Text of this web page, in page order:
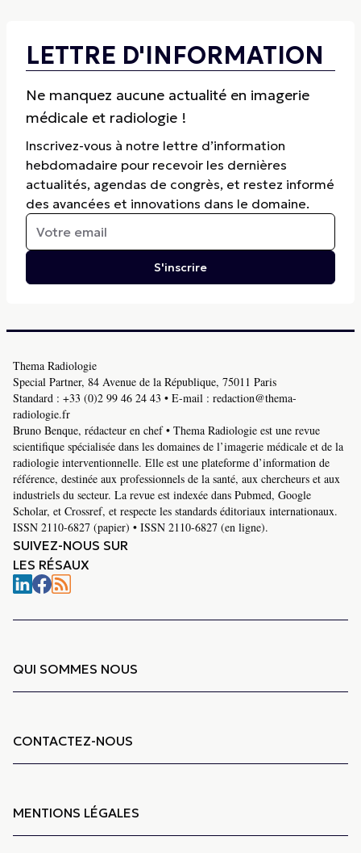
LETTRE D'INFORMATION
Ne manquez aucune actualité en imagerie
médicale et radiologie !
Inscrivez-vous à notre lettre d’information
hebdomadaire pour recevoir les dernières
actualités, agendas de congrès, et restez informé
des avancées et innovations dans le domaine.
S'inscrire
Thema Radiologie
Special Partner, 84 Avenue de la République, 75011 Paris
Standard : +33 (0)2 99 46 24 43 • E-mail : redaction@thema-
radiologie.fr
Bruno Benque, rédacteur en chef • Thema Radiologie est une revue
scientifique spécialisée dans les domaines de l’imagerie médicale et de la
radiologie interventionnelle. Elle est une plateforme d’information de
référence, destinée aux professionnels de la santé, aux chercheurs et aux
industriels du secteur. La revue est indexée dans Pubmed, Google
Scholar, et Crossref, et respecte les standards éditoriaux internationaux.
ISSN 2110-6827 (papier) • ISSN 2110-6827 (en ligne).
SUIVEZ-NOUS SUR
LES RÉSAUX
QUI SOMMES NOUS
CONTACTEZ-NOUS
MENTIONS LÉGALES